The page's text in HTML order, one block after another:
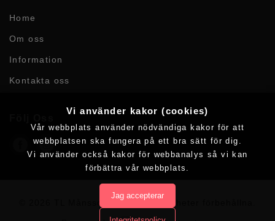
Home
Om oss
Information
Kontakta oss
© 2026 TL Månssons AB. Alla rättigheter förbehållna.
Vi använder kakor (cookies)
Vår webbplats använder nödvändiga kakor för att
webbplatsen ska fungera på ett bra sätt för dig.
Vi använder också kakor för webbanalys så vi kan
förbättra vår webbplats.
Jag accepterar